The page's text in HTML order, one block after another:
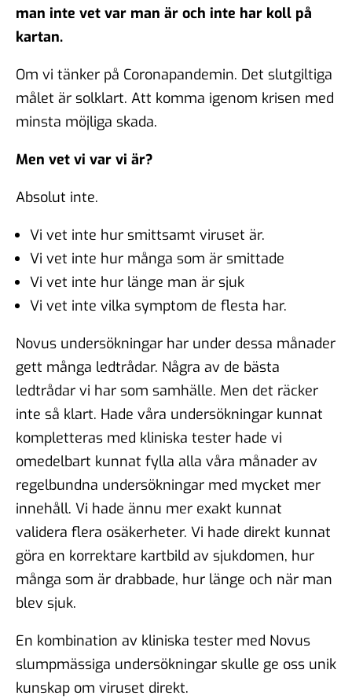
man inte vet var man är och inte har koll på
kartan.
Om vi tänker på Coronapandemin. Det slutgiltiga
målet är solklart. Att komma igenom krisen med
minsta möjliga skada.
Men vet vi var vi är?
Absolut inte.
Vi vet inte hur smittsamt viruset är.
Vi vet inte hur många som är smittade
Vi vet inte hur länge man är sjuk
Vi vet inte vilka symptom de flesta har.
Novus undersökningar har under dessa månader
gett många ledtrådar. Några av de bästa
ledtrådar vi har som samhälle. Men det räcker
inte så klart. Hade våra undersökningar kunnat
kompletteras med kliniska tester hade vi
omedelbart kunnat fylla alla våra månader av
regelbundna undersökningar med mycket mer
innehåll. Vi hade ännu mer exakt kunnat
validera flera osäkerheter. Vi hade direkt kunnat
göra en korrektare kartbild av sjukdomen, hur
många som är drabbade, hur länge och när man
blev sjuk.
En kombination av kliniska tester med Novus
slumpmässiga undersökningar skulle ge oss unik
kunskap om viruset direkt.